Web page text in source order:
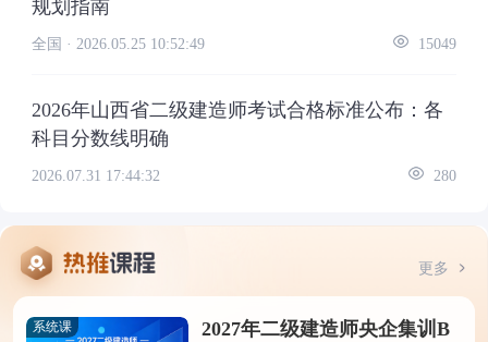
规划指南
全国 · 2026.05.25 10:52:49 15049
2026年山西省二级建造师考试合格标准公布：各
科目分数线明确
2026.07.31 17:44:32 280
更多
系统课
2027年二级建造师央企集训B